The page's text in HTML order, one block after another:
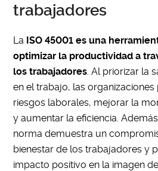
trabajadores
La ISO 45001 es una
optimizar la productividad a
los trabajadores . Al priorizar la
en el trabajo, las
riesgos laborales, mejorar la
y aumentar la eficiencia.
norma demuestra un
bienestar de los trabajadores y
impacto positivo en la imagen